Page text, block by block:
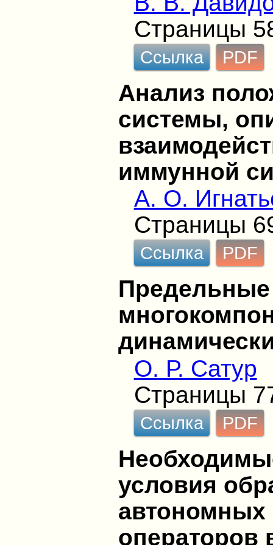
Страницы
Ссылка PDF
Анализ
системы,
иммунной
А. О.
Страницы
Ссылка PDF
Предельные
О. Р. Сатур
Страницы
Ссылка PDF
условия
автономных
операторов